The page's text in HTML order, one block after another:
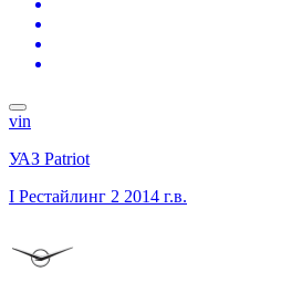
vin
УАЗ Patriot
I Рестайлинг 2 2014 г.в.